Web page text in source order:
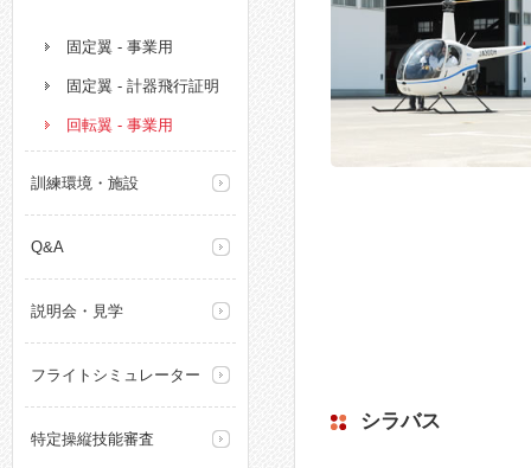
固定翼 - 事業用
固定翼 - 計器飛行証明
回転翼 - 事業用
訓練環境・施設
Q&A
説明会・見学
フライトシミュレーター
特定操縦技能審査
シラバス